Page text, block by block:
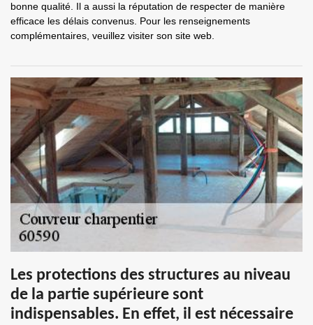
bonne qualité. Il a aussi la réputation de respecter de manière
efficace les délais convenus. Pour les renseignements
complémentaires, veuillez visiter son site web.
Les protections des structures au niveau
de la partie supérieure sont
indispensables. En effet, il est nécessaire